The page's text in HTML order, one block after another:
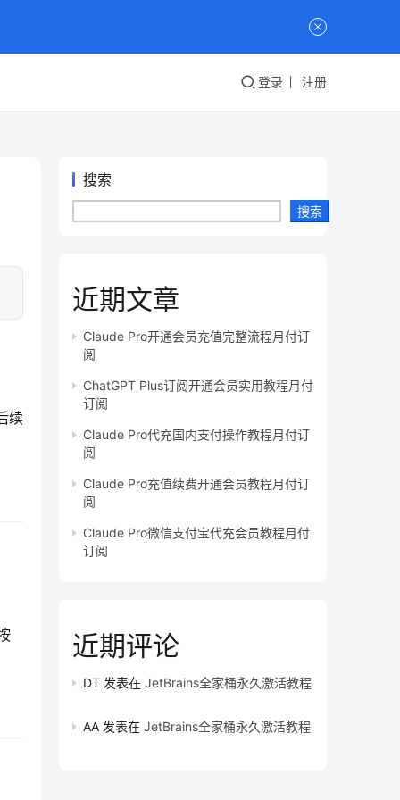
登录 注册
续
搜索
搜索
近期文章
Claude Pro开通会员充值完整流程月付订
阅
ChatGPT Plus订阅开通会员实用教程月付
订阅
Claude Pro代充国内支付操作教程月付订
阅
Claude Pro充值续费开通会员教程月付订
阅
Claude Pro微信支付宝代充会员教程月付
订阅
近期评论
DT 发表在 JetBrains全家桶永久激活教程
AA 发表在 JetBrains全家桶永久激活教程